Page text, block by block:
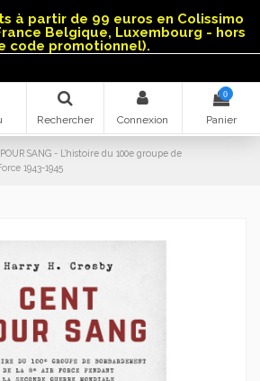
à partir de 99 euros en Colissimo
Belgique, Luxembourg - hors
code promotionnel).
Rechercher Connexion
0
Panier
SANG - L’histoire du 100e groupe de
1943-1945